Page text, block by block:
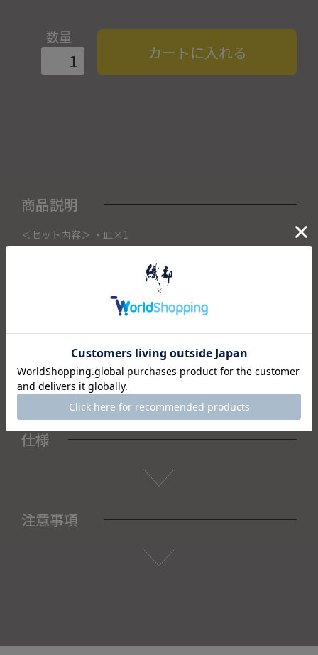
数量
カートに入れる
商品説明
＜セット内容＞ ・皿×1
こちらの商品は織部下北沢店にて展示販売中の作品になりま
ご注文いただいたタイミングによって織部下北沢店頭で売り
切れた場合は、キャンセルさせて頂きます。
また織部下北沢店からの出荷になりますので、ご注文確認
予めご了承くださいませ。
仕様
注意事項